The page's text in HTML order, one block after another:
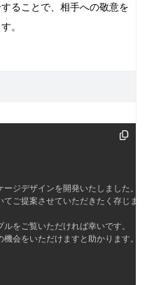
ることで、相手への敬意を
。
ジデザインを開発いたしました。
ご提案させていただきたく存じま
をご覧いただければ幸いです。
会をいただけますと助かります。